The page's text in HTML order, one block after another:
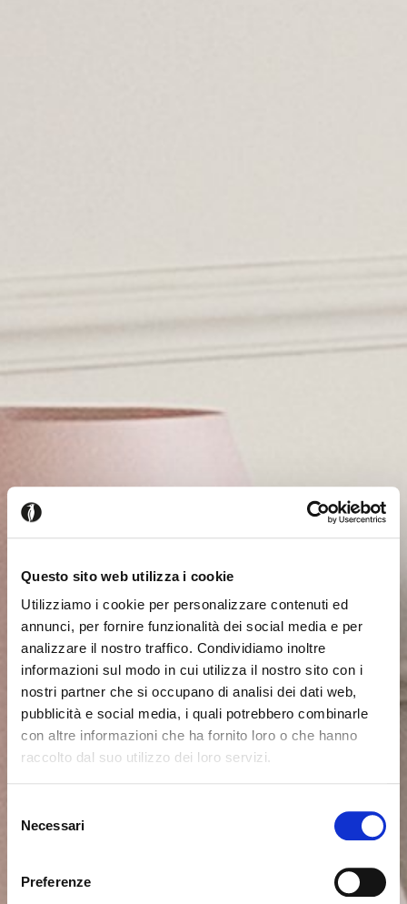
Questo sito web utilizza i cookie
Utilizziamo i cookie per personalizzare contenuti ed
annunci, per fornire funzionalità dei social media e per
analizzare il nostro traffico. Condividiamo inoltre
informazioni sul modo in cui utilizza il nostro sito con i
nostri partner che si occupano di analisi dei dati web,
pubblicità e social media, i quali potrebbero combinarle
con altre informazioni che ha fornito loro o che hanno
raccolto dal suo utilizzo dei loro servizi.
delNecessari
Preferenze
Seems like you’re browsing from Close
International. Would you like to switch to the site in